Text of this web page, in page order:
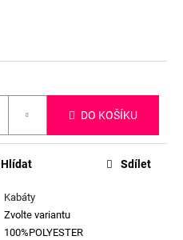
DO KOŠÍKU
Kabáty
Zvolte variantu
100%POLYESTER
Hlídat Sdílet